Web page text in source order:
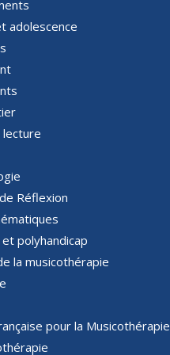
adolescence
lecture
Réflexion
polyhandicap
la musicothérapie
pour la Musicothérapie